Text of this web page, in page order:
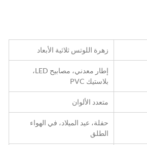
زهرة اللوتس ثلاثية الأبعاد
إطار معدني، مصابيح LED،
بلاستيك PVC
متعدد الألوان
حفلة، عيد الميلاد، في الهواء
الطلق